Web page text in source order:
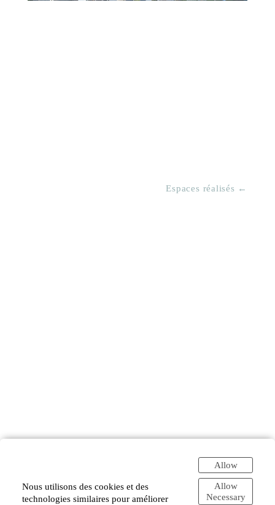
Espaces réalisés ←
Nous utilisons des cookies et des
technologies similaires pour améliorer
Allow
Allow
Necessary